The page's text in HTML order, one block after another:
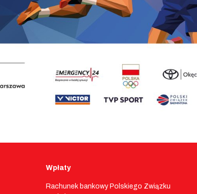
Wpłaty
Rachunek bankowy Polskiego Związku